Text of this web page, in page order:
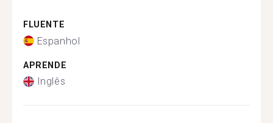
FLUENTE
Espanhol
APRENDE
Inglês